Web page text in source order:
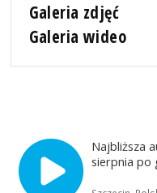
Galeria zdjęć
Galeria wideo
Najbliższa
sierpnia po